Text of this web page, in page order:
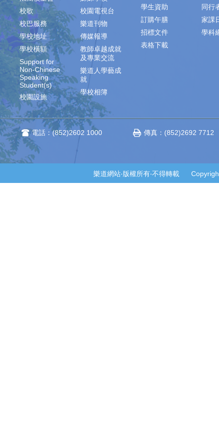
校歌
校巴服務
學校地址
學校橫額
Support for
Non-Chinese
Speaking
Student(s)
校園設施
校園電視台
樂道刊物
傳媒報導
教師卓越成就
及專業交流
樂道人學藝成
就
學校相簿
學生資助
訂購午膳
招標文件
表格下載
同行
家課
學科
電話：(852)2602 1000 傳真：(852)2692 7712
樂道網站‧版權所有‧不得轉載